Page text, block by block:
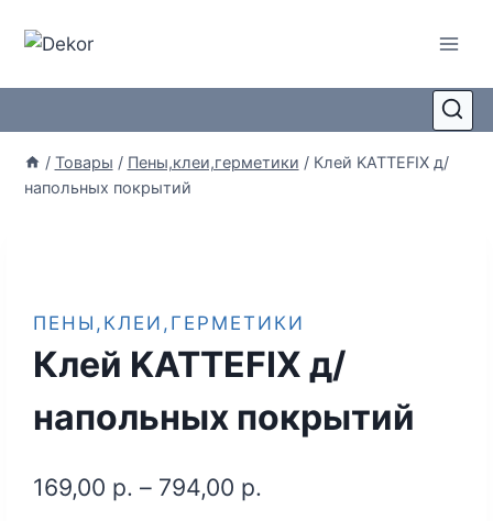
/ Товары / Пены,клеи,герметики / Клей KATTEFIX д/
напольных покрытий
ПЕНЫ,КЛЕИ,ГЕРМЕТИКИ
Клей KATTEFIX д/
напольных покрытий
169,00 р. – 794,00 р.